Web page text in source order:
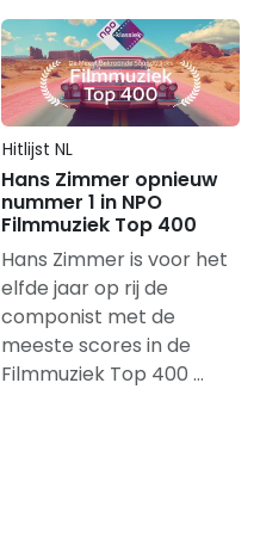
Hitlijst NL
Hans Zimmer opnieuw
nummer 1 in NPO
Filmmuziek Top 400
Hans Zimmer is voor het
elfde jaar op rij de
componist met de
meeste scores in de
Filmmuziek Top 400 …